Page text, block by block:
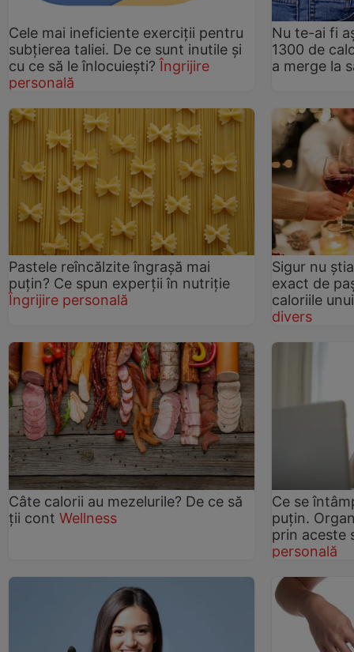
Cele mai ineficiente exerciţii pentru
subţierea taliei. De ce sunt inutile şi
cu ce să le înlocuieşti? Îngrijire
personală
Nu te-ai fi
1300 de
a merge la
Pastele reîncălzite îngraşă mai
puţin? Ce spun experţii în nutriţie
Îngrijire personală
Sigur nu
exact de
caloriile
divers
Câte calorii au mezelurile? De ce să
ţii cont Wellness
Ce se
puțin.
prin aceste
personală